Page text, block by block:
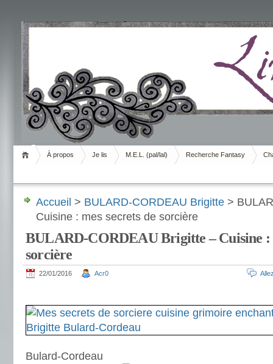
Livrement
À propos Je lis M.E.L. (pal/lal) Recherche Fantasy
Accueil > BULARD-CORDEAU Brigitte >
Cuisine : mes secrets de sorcière
BULARD-CORDEAU Brigitte – Cuisine :
sorcière
22/01/2016 Acr0
Bulard-Cordeau